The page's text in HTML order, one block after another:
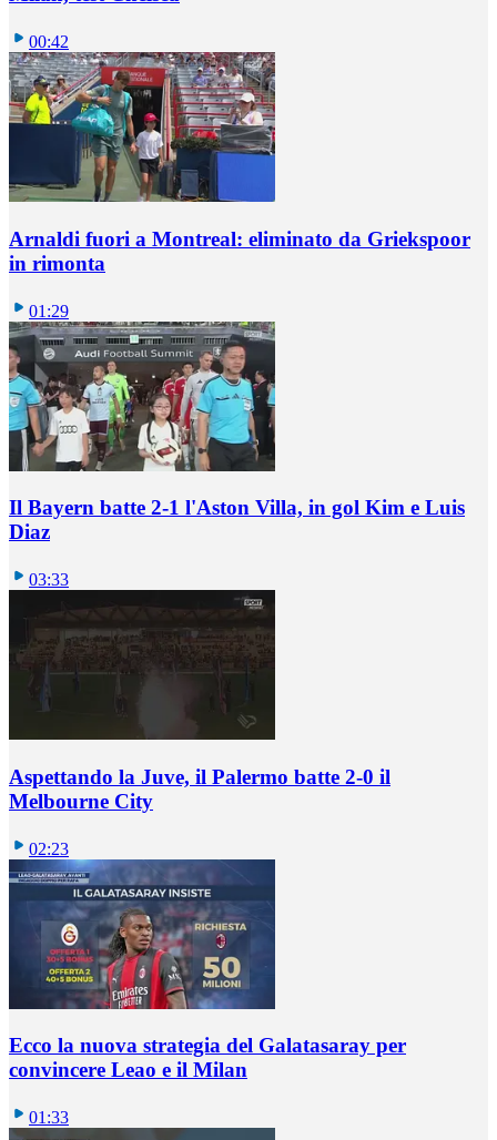
00:42
Arnaldi fuori a Montreal: eliminato da Griekspoor
in rimonta
01:29
Il Bayern batte 2-1 l'Aston Villa, in gol Kim e Luis
Diaz
03:33
Aspettando la Juve, il Palermo batte 2-0 il
Melbourne City
02:23
Ecco la nuova strategia del Galatasaray per
convincere Leao e il Milan
01:33